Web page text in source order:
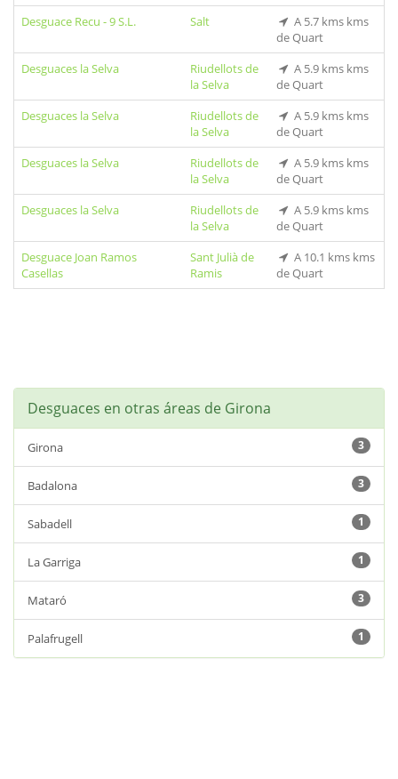
Desguace Recu - 9 S.L.
Salt
A 5.7 kms kms
de Quart
Desguaces la Selva
Riudellots de
la Selva
A 5.9 kms kms
de Quart
Desguaces la Selva
Riudellots de
la Selva
A 5.9 kms kms
de Quart
Desguaces la Selva
Riudellots de
la Selva
A 5.9 kms kms
de Quart
Desguaces la Selva
Riudellots de
la Selva
A 5.9 kms kms
de Quart
Desguace Joan Ramos
Casellas
Sant Julià de
Ramis
A 10.1 kms kms
de Quart
Desguaces en otras áreas de Girona
Girona 3
Badalona 3
Sabadell 1
La Garriga 1
Mataró 3
Palafrugell 1